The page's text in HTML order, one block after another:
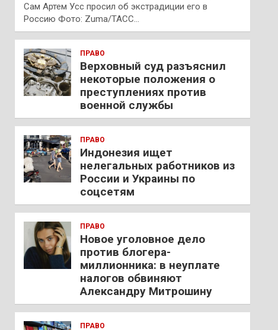
Сам Артем Усс просил об экстрадиции его в
Россию Фото: Zuma/ТАСС…
ПРАВО
Верховный суд разъяснил
некоторые положения о
преступлениях против
военной службы
ПРАВО
Индонезия ищет
нелегальных работников из
России и Украины по
соцсетям
ПРАВО
Новое уголовное дело
против блогера-
миллионника: в неуплате
налогов обвиняют
Александру Митрошину
ПРАВО